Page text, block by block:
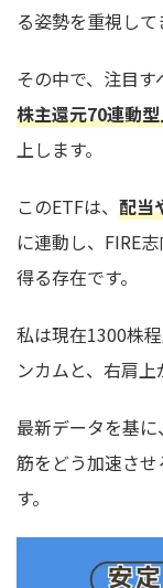
る姿勢を重視して
その中で、注目
株主還元70連動
上します。
このETFは、 配当
に連動し、FIRE
得る存在です。
私は現在1300株
ンカムと、右肩上
最新データを基
筋をどう加速さ
す。